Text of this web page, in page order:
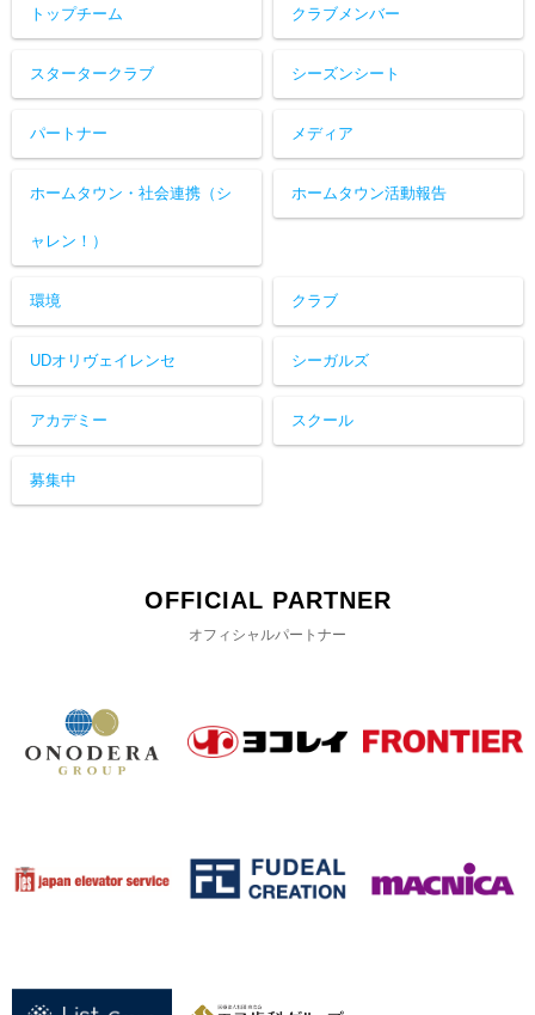
トップチーム クラブメンバー
スタータークラブ シーズンシート
パートナー メディア
ホームタウン・社会連携（シ
ャレン！）
ホームタウン活動報告
環境 クラブ
UDオリヴェイレンセ シーガルズ
アカデミー スクール
募集中
OFFICIAL PARTNER
オフィシャルパートナー